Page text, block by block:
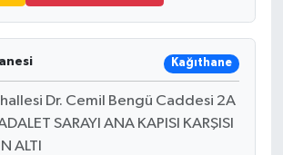
Kağıthane
Dr. Cemil Bengü Caddesi 2A
SARAYI ANA KAPISI KARŞISI
ALTI